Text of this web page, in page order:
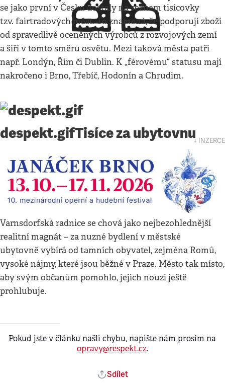
se jako první v Česku dostaly na seznam tisícovky
tzv. fairtradových měst. To znamená, že podporují zboží
od spravedlivě oceněných výrobců z rozvojových zemí
a šíří v tomto směru osvětu. Mezi taková města patří
např. Londýn, Řím či Dublin. K „férovému“ statusu mají
nakročeno i Brno, Třebíč, Hodonín a Chrudim.
despekt.gifTisíce za ubytovnu↓ INZERCE
Varnsdorfská radnice se chová jako nejbezohlednější
realitní magnát – za nuzné bydlení v městské
ubytovně vybírá od tamních obyvatel, zejména Romů,
vysoké nájmy, které jsou běžné v Praze. Město tak místo,
aby svým občanům pomohlo, jejich nouzi ještě
prohlubuje.
Pokud jste v článku našli chybu, napište nám prosím na
opravy@respekt.cz.
Sdílet